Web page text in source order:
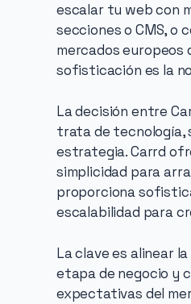
escalar tu web con
secciones o CMS, o
mercados europeos
sofisticación es la
La decisión entre
trata de tecnología,
estrategia. Carrd
simplicidad para
proporciona
escalabilidad para
La clave es alinear
etapa de negocio y
expectativas del